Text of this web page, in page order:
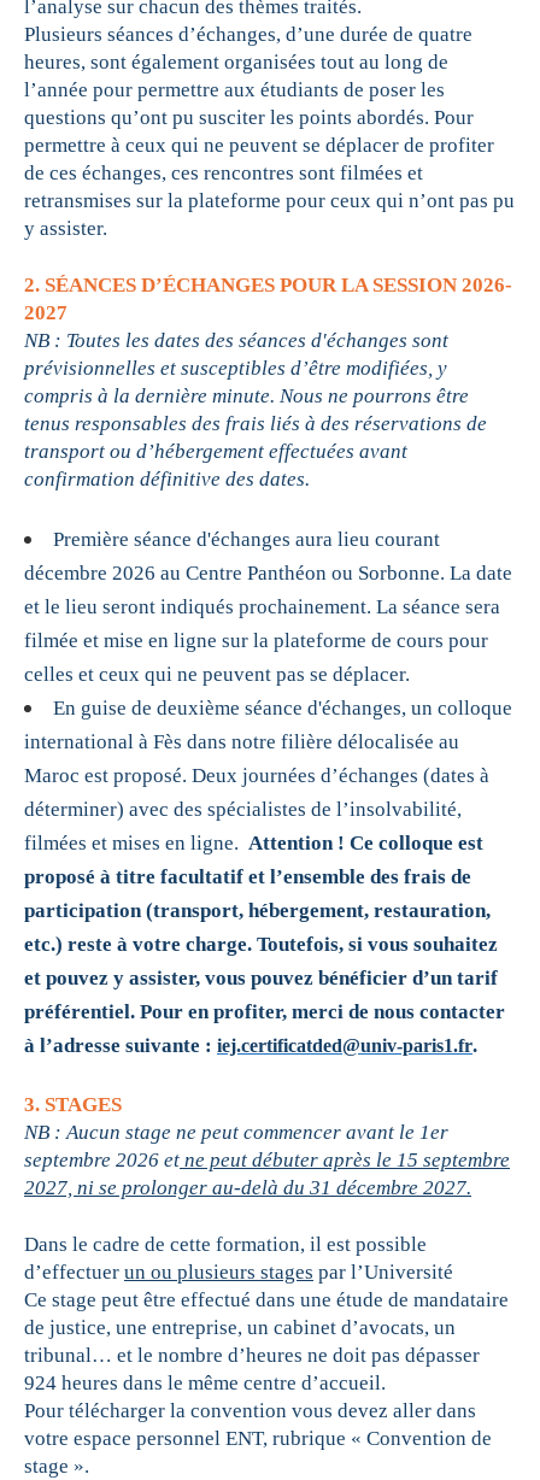
l’analyse sur chacun des thèmes traités.
Plusieurs séances d’échanges, d’une durée de quatre
heures, sont également organisées tout au long de
l’année pour permettre aux étudiants de poser les
questions qu’ont pu susciter les points abordés. Pour
permettre à ceux qui ne peuvent se déplacer de profiter
de ces échanges, ces rencontres sont filmées et
retransmises sur la plateforme pour ceux qui n’ont pas pu
y assister.
2. SÉANCES D’ÉCHANGES POUR LA SESSION 2026-
2027
NB : Toutes les dates des séances d'échanges sont
prévisionnelles et susceptibles d’être modifiées, y
compris à la dernière minute. Nous ne pourrons être
tenus responsables des frais liés à des réservations de
transport ou d’hébergement effectuées avant
confirmation définitive des dates.
Première séance d'échanges aura lieu courant
décembre 2026 au Centre Panthéon ou Sorbonne. La date
et le lieu seront indiqués prochainement. La séance sera
filmée et mise en ligne sur la plateforme de cours pour
celles et ceux qui ne peuvent pas se déplacer.
En guise de deuxième séance d'échanges, un colloque
international à Fès dans notre filière délocalisée au
Maroc est proposé. Deux journées d’échanges (dates à
déterminer) avec des spécialistes de l’insolvabilité,
filmées et mises en ligne. Attention ! Ce colloque est
proposé à titre facultatif et l’ensemble des frais de
participation (transport, hébergement, restauration,
etc.) reste à votre charge. Toutefois, si vous souhaitez
et pouvez y assister, vous pouvez bénéficier d’un tarif
préférentiel. Pour en profiter, merci de nous contacter
à l’adresse suivante : iej.certificatded@univ-paris1.fr.
3. STAGES
NB : Aucun stage ne peut commencer avant le 1er
septembre 2026 et ne peut débuter après le 15 septembre
2027, ni se prolonger au-delà du 31 décembre 2027.
Dans le cadre de cette formation, il est possible
d’effectuer un ou plusieurs stages par l’Université
Ce stage peut être effectué dans une étude de mandataire
de justice, une entreprise, un cabinet d’avocats, un
tribunal… et le nombre d’heures ne doit pas dépasser
924 heures dans le même centre d’accueil.
Pour télécharger la convention vous devez aller dans
votre espace personnel ENT, rubrique « Convention de
stage ».